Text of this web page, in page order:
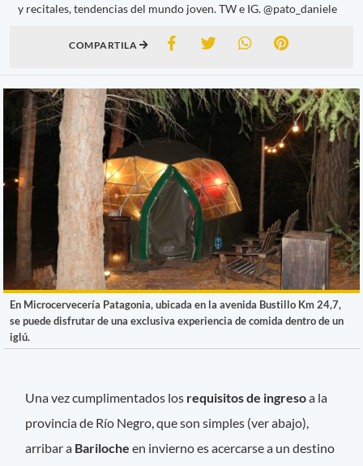
y recitales, tendencias del mundo joven. TW e IG. @pato_daniele
COMPARTILA
En Microcervecería Patagonia, ubicada en la avenida Bustillo Km 24,7,
se puede disfrutar de una exclusiva experiencia de comida dentro de un
iglú.
Una vez cumplimentados los requisitos de ingresoa la
provincia de Río Negro, que son simples (ver abajo),
arribar a Barilocheen invierno es acercarse a un destino